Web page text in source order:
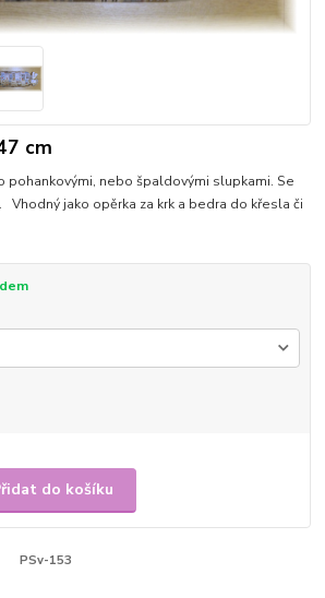
cm
pohankovými, nebo špaldovými slupkami. Se
jako opěrka za krk a bedra do křesla či
do košíku
PSv-153